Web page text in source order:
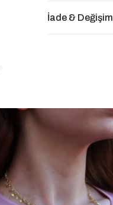
İade & Değişim